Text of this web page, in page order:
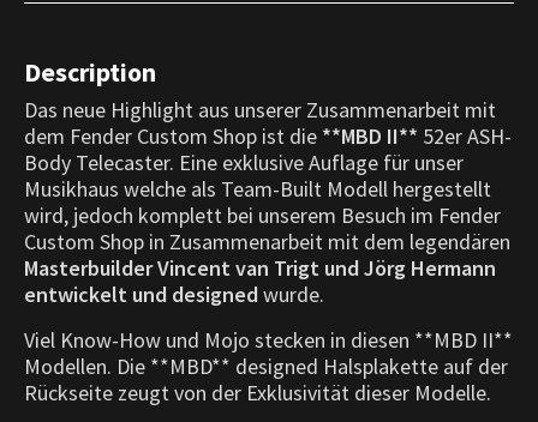
Description
Das neue Highlight aus unserer Zusammenarbeit mit
dem Fender Custom Shop ist die **MBD II** 52er ASH-
Body Telecaster. Eine exklusive Auflage für unser
Musikhaus welche als Team-Built Modell hergestellt
wird, jedoch komplett bei unserem Besuch im Fender
Custom Shop in Zusammenarbeit mit dem legendären
Masterbuilder Vincent van Trigt und Jörg Hermann
entwickelt und designedwurde.
Viel Know-How und Mojo stecken in diesen **MBD II**
Modellen. Die **MBD** designed Halsplakette auf der
Rückseite zeugt von der Exklusivität dieser Modelle.